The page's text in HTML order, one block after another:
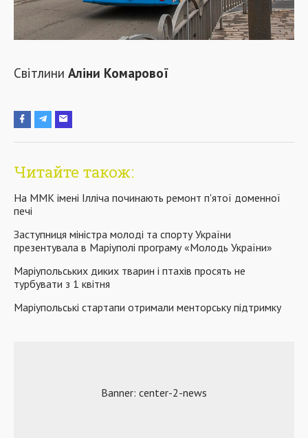
Світлини Аліни Комарової
Читайте також:
На ММК імені Ілліча починають ремонт п'ятої доменної
печі
Заступниця міністра молоді та спорту України
презентувала в Маріуполі програму «Молодь України»
Маріупольських диких тварин і птахів просять не
турбувати з 1 квітня
Маріупольські стартапи отримали менторську підтримку